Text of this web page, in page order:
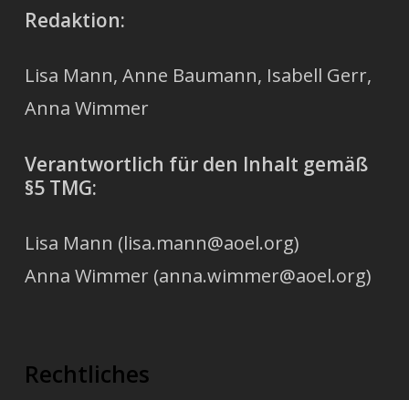
Redaktion:
Lisa Mann, Anne Baumann, Isabell Gerr,
Anna Wimmer
Verantwortlich für den Inhalt gemäß
§5 TMG:
Lisa Mann (lisa.mann@aoel.org)
Anna Wimmer (anna.wimmer@aoel.org)
Rechtliches